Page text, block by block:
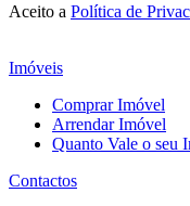
Aceito a Política de
Imóveis
Comprar Imóvel
Arrendar Imóvel
Quanto Vale o seu
Contactos